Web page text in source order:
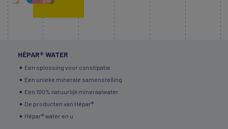
HÉPAR® WATER
Een oplossing voor constipatie
Een unieke minerale samenstelling
Een 100% natuurlijk mineraalwater
De producten van Hépar®
Hépar® water en u